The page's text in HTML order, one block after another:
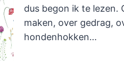
dus begon ik te lezen.
maken, over gedrag,
hondenhokken…